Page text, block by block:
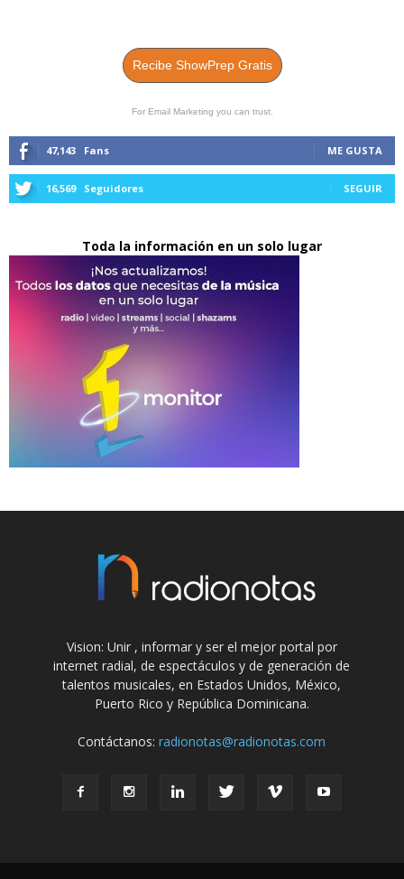
Recibe ShowPrep Gratis
For Email Marketing you can trust.
47,143 Fans ME GUSTA
16,569 Seguidores SEGUIR
Toda la información en un solo lugar
Vision: Unir , informar y ser el mejor portal por
internet radial, de espectáculos y de generación de
talentos musicales, en Estados Unidos, México,
Puerto Rico y República Dominicana.
Contáctanos:radionotas@radionotas.com